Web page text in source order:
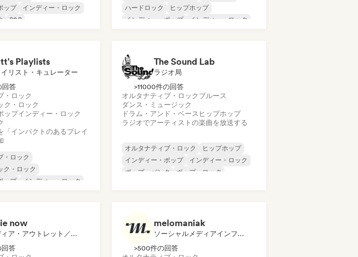
ップ
インディー・ロック
R&B
ハードロック
ヒップホップ
インディー・ポップ
インディー・ロック
Playlists
リスト・キュレーター
回答
・ロック
ク・ロック
ップインディー・ロック
「インパクトのあるプレイ
・ロック
ク・ロック
ップ
インディー・ロック
The Sound Lab
ラジオ局
>11000件の回答
オルタナティブ・ロックブルース
ダンス・ミュージック
ドラム・アンド・ベース ヒップホップ
ラジオでアーティストの楽曲を放送する
オルタナティブ・ロック
ヒップホップ
インディー・ポップ
インディー・ロック
ポップ・パンク
ポップ・ロック
now
メディア・アウトレット／ジャーナリスト
答
melomaniak
ソーシャルメディアインフルエンサー
>500件の回答